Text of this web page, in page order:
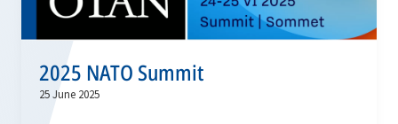
2025 NATO Summit
25 June 2025